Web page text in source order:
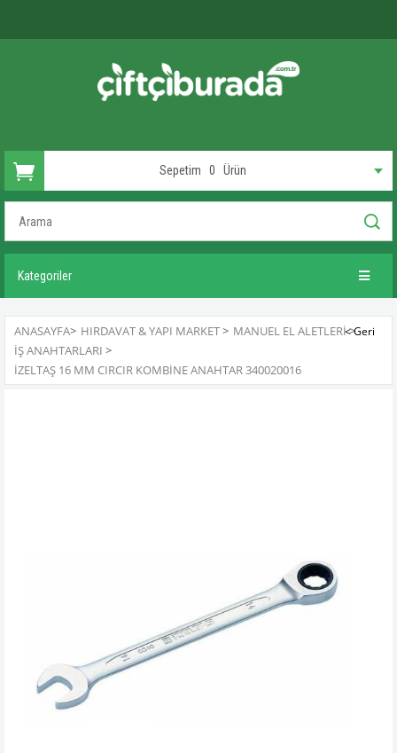
Sepetim 0 Ürün
Kategoriler
ANASAYFA> HIRDAVAT & YAPI MARKET> MANUEL EL ALETLERI>
İŞ ANAHTARLARI >
İZELTAŞ 16 MM CIRCIR KOMBINE ANAHTAR 340020016